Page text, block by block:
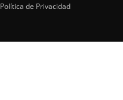
Política de Privacidad